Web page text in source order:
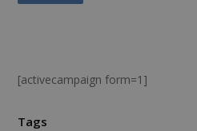
[activecampaign form=1]
Tags